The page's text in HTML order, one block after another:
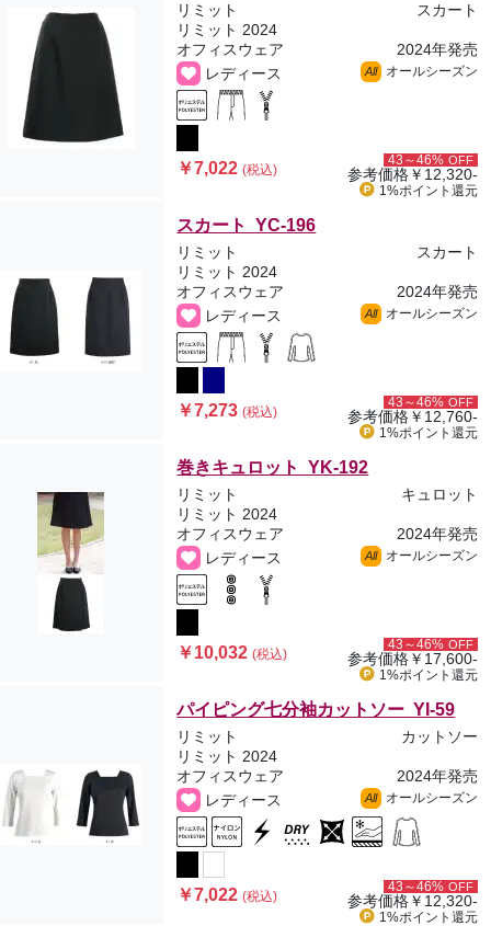
リミット
スカート
リミット 2024
オフィスウェア
2024年発売
レディース
All オールシーズン
￥7,022(税込)
43～46% OFF
参考価格￥12,320-
1%ポイント 還元
スカート YC-196
リミット
スカート
リミット 2024
オフィスウェア
2024年発売
レディース
All オールシーズン
￥7,273(税込)
43～46% OFF
参考価格￥12,760-
1%ポイント 還元
巻きキュロット YK-192
リミット
キュロット
リミット 2024
オフィスウェア
2024年発売
レディース
All オールシーズン
￥10,032(税込)
43～46% OFF
参考価格￥17,600-
1%ポイント 還元
パイピング七分袖カットソー YI-59
リミット
カットソー
リミット 2024
オフィスウェア
2024年発売
レディース
All オールシーズン
￥7,022(税込)
43～46% OFF
参考価格￥12,320-
1%ポイント 還元